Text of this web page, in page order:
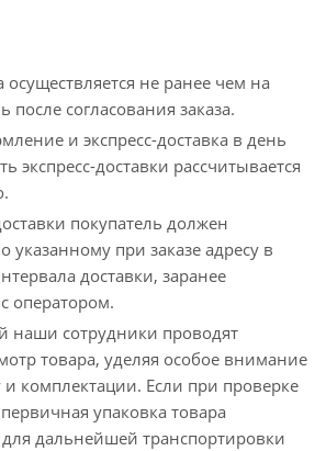
осуществляется не ранее чем на
согласования заказа.
и экспресс-доставка в день
экспресс-доставки рассчитывается
покупатель должен
указанному при заказе адресу в
доставки, заранее
оператором.
наши сотрудники проводят
товара, уделяя особое внимание
комплектации. Если при проверке
упаковка товара
дальнейшей транспортировки